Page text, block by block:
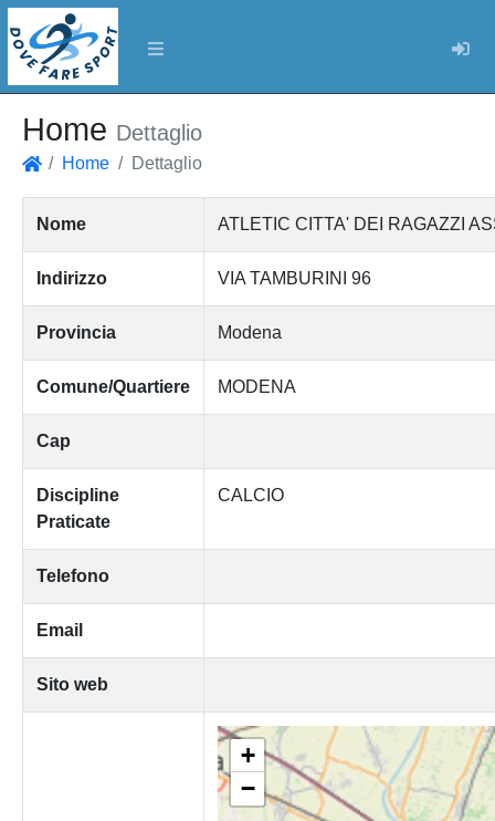
Home Dettaglio
Home Dettaglio
Nome ATLETIC CITTA' DEI RAGAZZI
Indirizzo VIA TAMBURINI 96
Provincia Modena
Comune/Quartiere MODENA
Cap
Discipline
Praticate
CALCIO
Telefono
Email
Sito web
+
−